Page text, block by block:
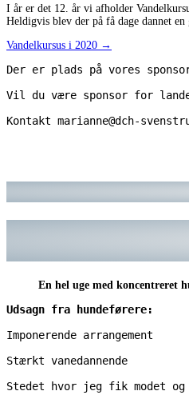
I år er det 12. år vi afholder
Heldigvis blev der på få dage dannet
Indlægsnavigation
Vandelkursus i 2020 →
Der er plads på vores
Vil du være sponsor for
Kontakt marianne@dch-
En hel uge med koncentreret
Udsagn fra hundeførere:
Imponerende arrangement
Stærkt vanedannende
Stedet hvor jeg fik modet